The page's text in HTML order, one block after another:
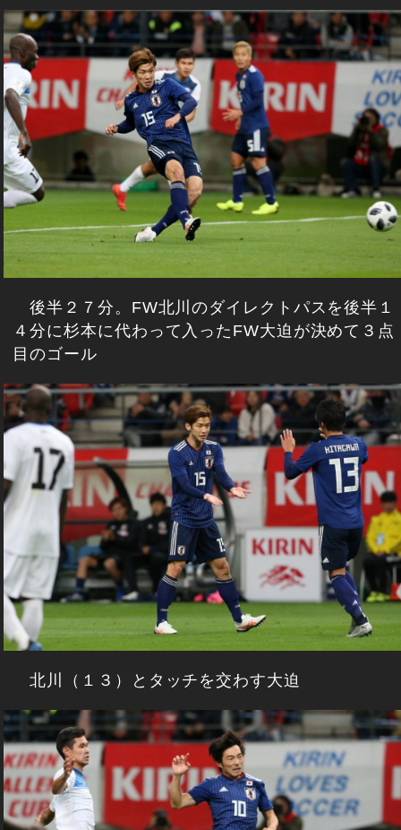
後半２７分。FW北川のダイレクトパスを後半１
４分に杉本に代わって入ったFW大迫が決めて３点
目のゴール
北川（１３）とタッチを交わす大迫